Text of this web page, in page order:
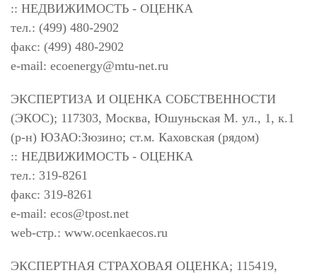
:: НЕДВИЖИМОСТЬ - ОЦЕНКА
тел.: (499) 480-2902
факс: (499) 480-2902
e-mail: ecoenergy@mtu-net.ru
ЭКСПЕРТИЗА И ОЦЕНКА СОБСТВЕННОСТИ
(ЭКОС); 117303, Москва, Юшуньская М. ул., 1, к.1
(р-н) ЮЗАО:Зюзино; ст.м. Каховская (рядом)
:: НЕДВИЖИМОСТЬ - ОЦЕНКА
тел.: 319-8261
факс: 319-8261
e-mail: ecos@tpost.net
web-стр.: www.ocenkaecos.ru
ЭКСПЕРТНАЯ СТРАХОВАЯ ОЦЕНКА; 115419,